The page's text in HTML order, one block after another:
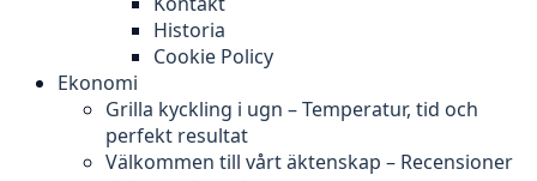
Historia
Cookie Policy
Ekonomi
Grilla kyckling i ugn – Temperatur, tid och
perfekt resultat
Välkommen till vårt äktenskap – Recensioner